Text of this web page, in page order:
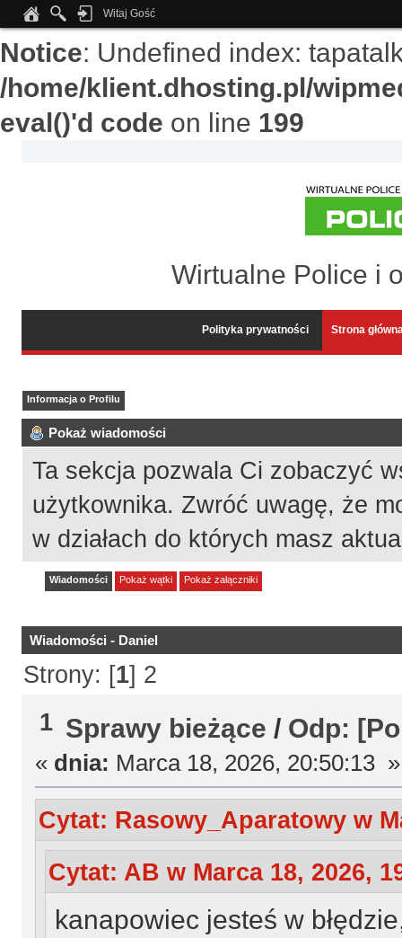
Notice: Undefined index:
/home/klient.dhosting.pl/
eval()'d code on line 199
Witaj Gość
Wirtualne Police i
Polityka prywatności Strona
Informacja o Profilu
Pokaż wiadomości
Ta sekcja pozwala Ci zobaczyć
użytkownika. Zwróć uwagę, że
w działach do których masz
Wiadomości Pokaż wątki Pokaż załączniki
Wiadomości - Daniel
Strony: [1] 2
1 Sprawy bieżące / Odp:
« dnia: Marca 18, 2026, 20:50:13 »
Cytat: Rasowy_Aparatowy w
Cytat: AB w Marca 18, 2026,
kanapowiec jesteś w